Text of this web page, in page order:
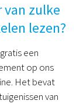
van zulke
lezen?
een
op ons
Het bevat
van